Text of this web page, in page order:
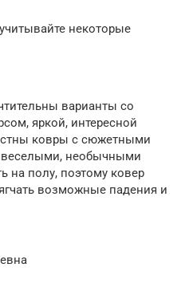
некоторые
варианты со
яркой, интересной
ковры с сюжетными
необычными
на полу, поэтому ковер
возможные падения и